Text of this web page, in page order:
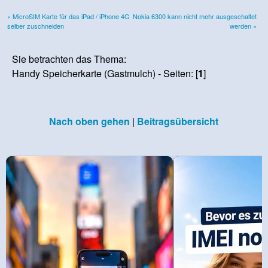
« MicroSIM Karte für das iPad / iPhone 4G
selber zuschneiden
Nokia 6300 kann nicht mehr ausgeschaltet
werden »
Sie betrachten das Thema:
Handy Speicherkarte (Gastmulch) - Seiten: [1]
Nach oben gehen | Beitragsübersicht